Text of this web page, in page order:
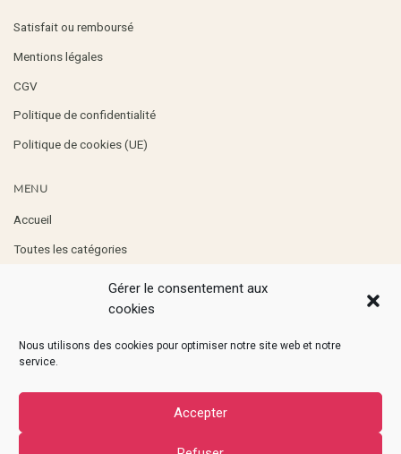
Gérer le consentement aux
cookies
Nous utilisons des cookies pour optimiser notre site web et notre
service.
Accepter
Satisfait ou remboursé
Mentions légales
CGV
Politique de confidentialité
Politique de cookies (UE)
MENU
Accueil
Toutes les catégories